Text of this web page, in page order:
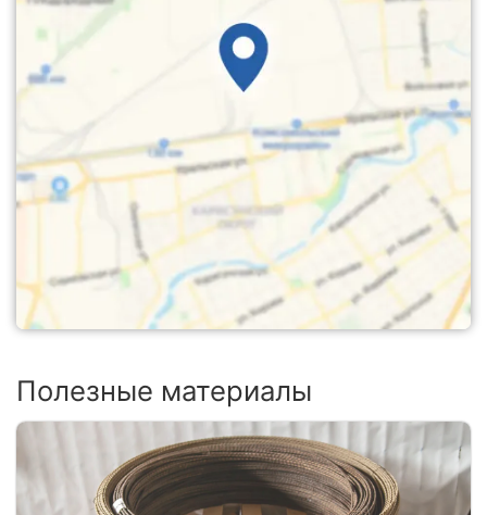
Полезные материалы